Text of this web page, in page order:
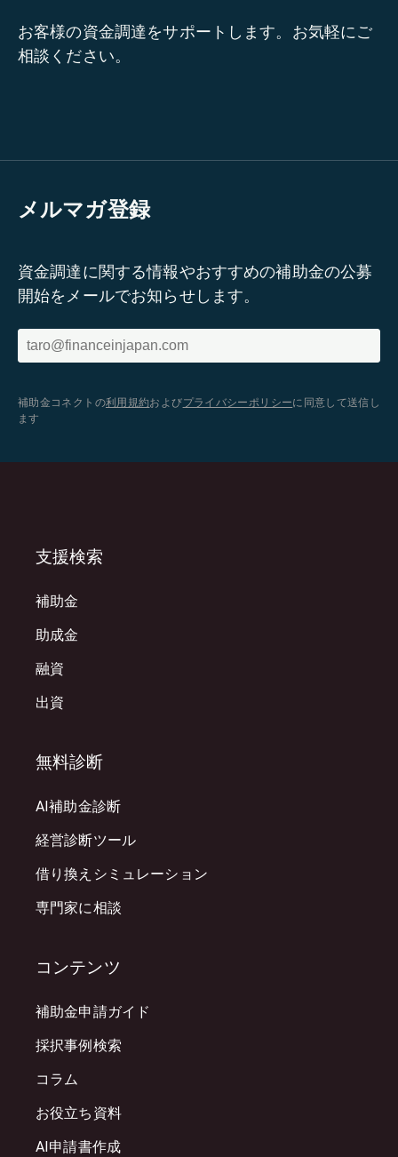
お客様の資金調達をサポートします。お気軽にご
相談ください。
メルマガ登録
資金調達に関する情報やおすすめの補助金の公募
開始をメールでお知らせします。
補助金コネクトの利用規約およびプライバシーポリシーに同意して送信し
ます
支援検索
補助金
助成金
融資
出資
無料診断
AI補助金診断
経営診断ツール
借り換えシミュレーション
専門家に相談
コンテンツ
補助金申請ガイド
採択事例検索
コラム
お役立ち資料
AI申請書作成